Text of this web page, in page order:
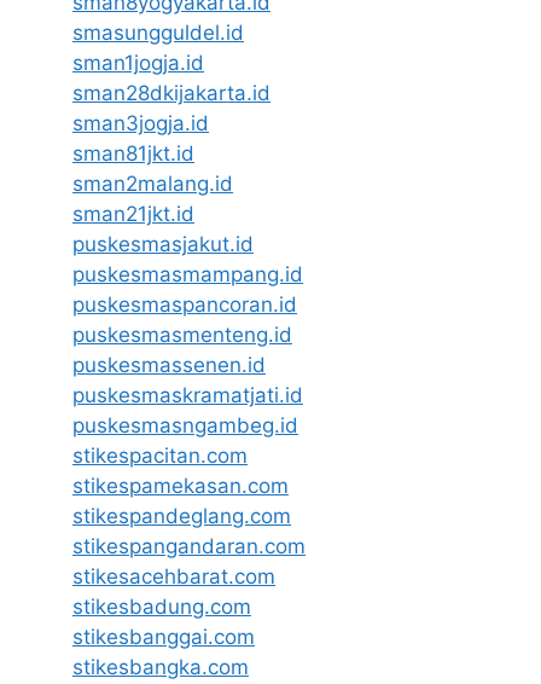
smasungguldel.id
sman1jogja.id
sman28dkijakarta.id
sman3jogja.id
sman81jkt.id
sman2malang.id
sman21jkt.id
puskesmasjakut.id
puskesmasmampang.id
puskesmaspancoran.id
puskesmasmenteng.id
puskesmassenen.id
puskesmaskramatjati.id
puskesmasngambeg.id
stikespacitan.com
stikespamekasan.com
stikespandeglang.com
stikespangandaran.com
stikesacehbarat.com
stikesbadung.com
stikesbanggai.com
stikesbangka.com